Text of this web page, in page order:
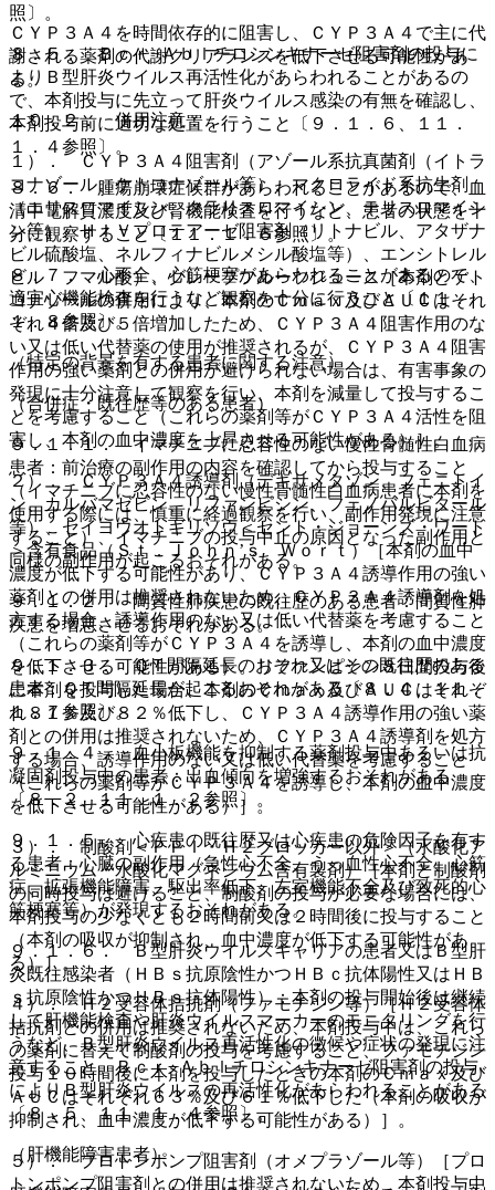
ＣＹＰ３Ａ４を時間依存的に阻害し、ＣＹＰ３Ａ４で主に代
謝される薬剤の代謝クリアランスを低下させる可能性があ
る。
１０．２． 併用注意：
１）． ＣＹＰ３Ａ４阻害剤（アゾール系抗真菌剤（イトラ
コナゾール、ケトコナゾール等）、マクロライド系抗生剤
（エリスロマイシン、クラリスロマイシン、テリスロマイシ
ン等）、ＨＩＶプロテアーゼ阻害剤（リトナビル、アタザナ
ビル硫酸塩、ネルフィナビルメシル酸塩等）、エンシトレル
ビル フマル酸）、グレープフルーツジュース［本剤とケト
コナゾールの併用により、本剤のＣｍａｘ及びＡＵＣはそれ
ぞれ４倍及び５倍増加したため、ＣＹＰ３Ａ４阻害作用のな
い又は低い代替薬の使用が推奨されるが、ＣＹＰ３Ａ４阻害
作用の強い薬剤との併用が避けられない場合は、有害事象の
発現に十分注意して観察を行い、本剤を減量して投与するこ
とを考慮すること（これらの薬剤等がＣＹＰ３Ａ４活性を阻
害し、本剤の血中濃度を上昇させる可能性がある）］。
２）． ＣＹＰ３Ａ４誘導剤（デキサメタゾン、フェニトイ
ン、カルバマゼピン、リファンピシン、フェノバルビタール
等）、セイヨウオトギリソウ＜セント・ジョーンズ・ワート
＞含有食品（Ｓｔ．Ｊｏｈｎ’ｓ Ｗｏｒｔ）［本剤の血中
濃度が低下する可能性があり、ＣＹＰ３Ａ４誘導作用の強い
薬剤との併用は推奨されないため、ＣＹＰ３Ａ４誘導剤を処
方する場合、誘導作用のない又は低い代替薬を考慮すること
（これらの薬剤等がＣＹＰ３Ａ４を誘導し、本剤の血中濃度
を低下させる可能性がある）。リファンピシン８日間投与後
に本剤を投与した場合、本剤のＣｍａｘ及びＡＵＣはそれぞ
れ８１％及び８２％低下し、ＣＹＰ３Ａ４誘導作用の強い薬
剤との併用は推奨されないため、ＣＹＰ３Ａ４誘導剤を処方
する場合、誘導作用のない又は低い代替薬を考慮すること
（これらの薬剤等がＣＹＰ３Ａ４を誘導し、本剤の血中濃度
を低下させる可能性がある）］。
３）． 制酸剤＜ＰＰＩ・Ｈ２ブロッカー以外＞（水酸化ア
ルミニウム・水酸化マグネシウム含有製剤）［本剤と制酸剤
の同時投与は避けること、制酸剤の投与が必要な場合には、
本剤投与の少なくとも２時間前又は２時間後に投与すること
（本剤の吸収が抑制され、血中濃度が低下する可能性があ
る）］。
４）． Ｈ２受容体拮抗剤（ファモチジン等）［Ｈ２受容体
拮抗剤との併用は推奨されないため、本剤投与中は、これら
の薬剤に替えて制酸剤の投与を考慮すること、ファモチジン
投与１０時間後に本剤を投与したときの本剤のＣｍａｘ及び
ＡＵＣはそれぞれ６３％及び６１％低下した（本剤の吸収が
抑制され、血中濃度が低下する可能性がある）］。
５）． プロトンポンプ阻害剤（オメプラゾール等）［プロ
トンポンプ阻害剤との併用は推奨されないため、本剤投与中
照〕。
８．５． Ｂｃｒ−Ａｂｌチロシンキナーゼ阻害剤の投与に
よりＢ型肝炎ウイルス再活性化があらわれることがあるの
で、本剤投与に先立って肝炎ウイルス感染の有無を確認し、
本剤投与前に適切な処置を行うこと〔９．１．６、１１．
１．４参照〕。
８．６． 腫瘍崩壊症候群があらわれることがあるので、血
清中電解質濃度及び腎機能検査を行うなど、患者の状態を十
分に観察すること〔１１．１．６参照〕。
８．７． 心不全、心筋梗塞があらわれることがあるので、
適宜心機能検査を行うなど観察を十分に行うこと〔１１．
１．８参照〕。
（特定の背景を有する患者に関する注意）
（合併症・既往歴等のある患者）
９．１．１． イマチニブに忍容性のない慢性骨髄性白血病
患者：前治療の副作用の内容を確認してから投与すること
（イマチニブに忍容性のない慢性骨髄性白血病患者に本剤を
使用する際には、慎重に経過観察を行い、副作用発現に注意
すること）、イマチニブの投与中止の原因となった副作用と
同様の副作用が起こるおそれがある。
９．１．２． 間質性肺疾患の既往歴のある患者：間質性肺
疾患を増悪させるおそれがある。
９．１．３． ＱＴ間隔延長のおそれ又はその既往歴のある
患者：ＱＴ間隔延長が起こるおそれがある〔８．４、１１．
１．７参照〕。
９．１．４． 血小板機能を抑制する薬剤投与中あるいは抗
凝固剤投与中の患者：出血傾向を増強するおそれがある
〔８．２、１１．１．２参照〕。
９．１．５． 心疾患の既往歴又は心疾患の危険因子を有す
る患者：心臓の副作用（急性心不全、うっ血性心不全、心筋
症、拡張機能障害、駆出率低下、左室機能不全及び致死的心
筋梗塞等）が発現するおそれがある。
９．１．６． Ｂ型肝炎ウイルスキャリアの患者又はＢ型肝
炎既往感染者（ＨＢｓ抗原陰性かつＨＢｃ抗体陽性又はＨＢ
ｓ抗原陰性かつＨＢｓ抗体陽性）：本剤の投与開始後は継続
して肝機能検査や肝炎ウイルスマーカーのモニタリングを行
うなど、Ｂ型肝炎ウイルス再活性化の徴候や症状の発現に注
意すること。Ｂｃｒ−Ａｂｌチロシンキナーゼ阻害剤の投与
によりＢ型肝炎ウイルスの再活性化があらわれることがある
〔８．５、１１．１．４参照〕。
（肝機能障害患者）